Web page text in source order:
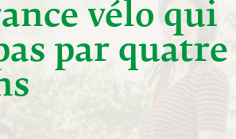
vélo qui
par quatre